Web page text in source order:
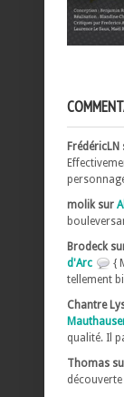
FrédéricLN
molik sur
Brodeck
d'Arc
{
tellement
Chantre
qualité. Il
Thomas